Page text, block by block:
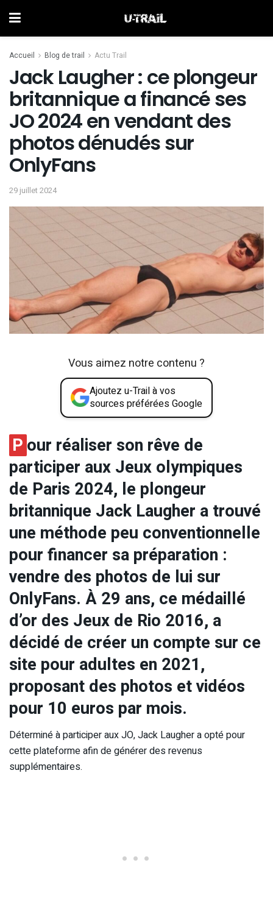
Accueil Blog de trail Actu Trail
Jack Laugher : ce plongeur
britannique a financé ses
JO 2024 en vendant des
photos dénudés sur
OnlyFans
29 juillet 2024
Vous aimez notre contenu ?
Ajoutez u-Trail à vos
sources préférées Google
P our réaliser son rêve de
participer aux Jeux olympiques
de Paris 2024, le plongeur
britannique Jack Laugher a trouvé
une méthode peu conventionnelle
pour financer sa préparation :
vendre des photos de lui sur
OnlyFans. À 29 ans, ce médaillé
d’or des Jeux de Rio 2016, a
décidé de créer un compte sur ce
site pour adultes en 2021,
proposant des photos et vidéos
pour 10 euros par mois.
Déterminé à participer aux JO, Jack Laugher a opté pour
cette plateforme afin de générer des revenus
supplémentaires.